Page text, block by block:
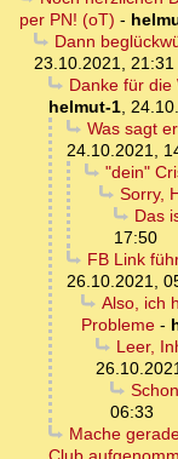
per PN! (oT) -
Dann
23.10.2021, 21:31
Danke für die
helmut-1,
Was sagt
24.10.2021,
"dein"
Sorry,
Das
17:50
FB Link
26.10.2021,
Also, ich
Probleme -
Leer,
06:33
Mache